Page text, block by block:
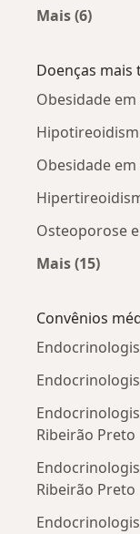
Mais (6)
Doenças mais
Obesidade
Obesidade
Osteoporose
Mais (15)
Convênios
Ribeirão Preto
Ribeirão Preto